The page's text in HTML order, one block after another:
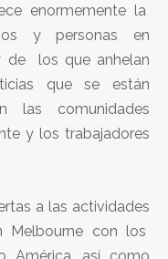
enormemente la
y personas en
de los que anhelan
que se están
las comunidades
y los trabajadores
a las actividades
Melbourne con los